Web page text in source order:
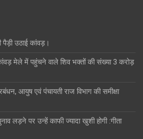
उठाई कांवड़।
कांवड़ मेले में पहुंचने वाले शिव भक्तों की संख्या 3 करोड़
आयुष एवं पंचायती राज विभाग की समीक्षा
लड़ने पर उन्हें काफी ज्यादा खुशी होगी :गीता